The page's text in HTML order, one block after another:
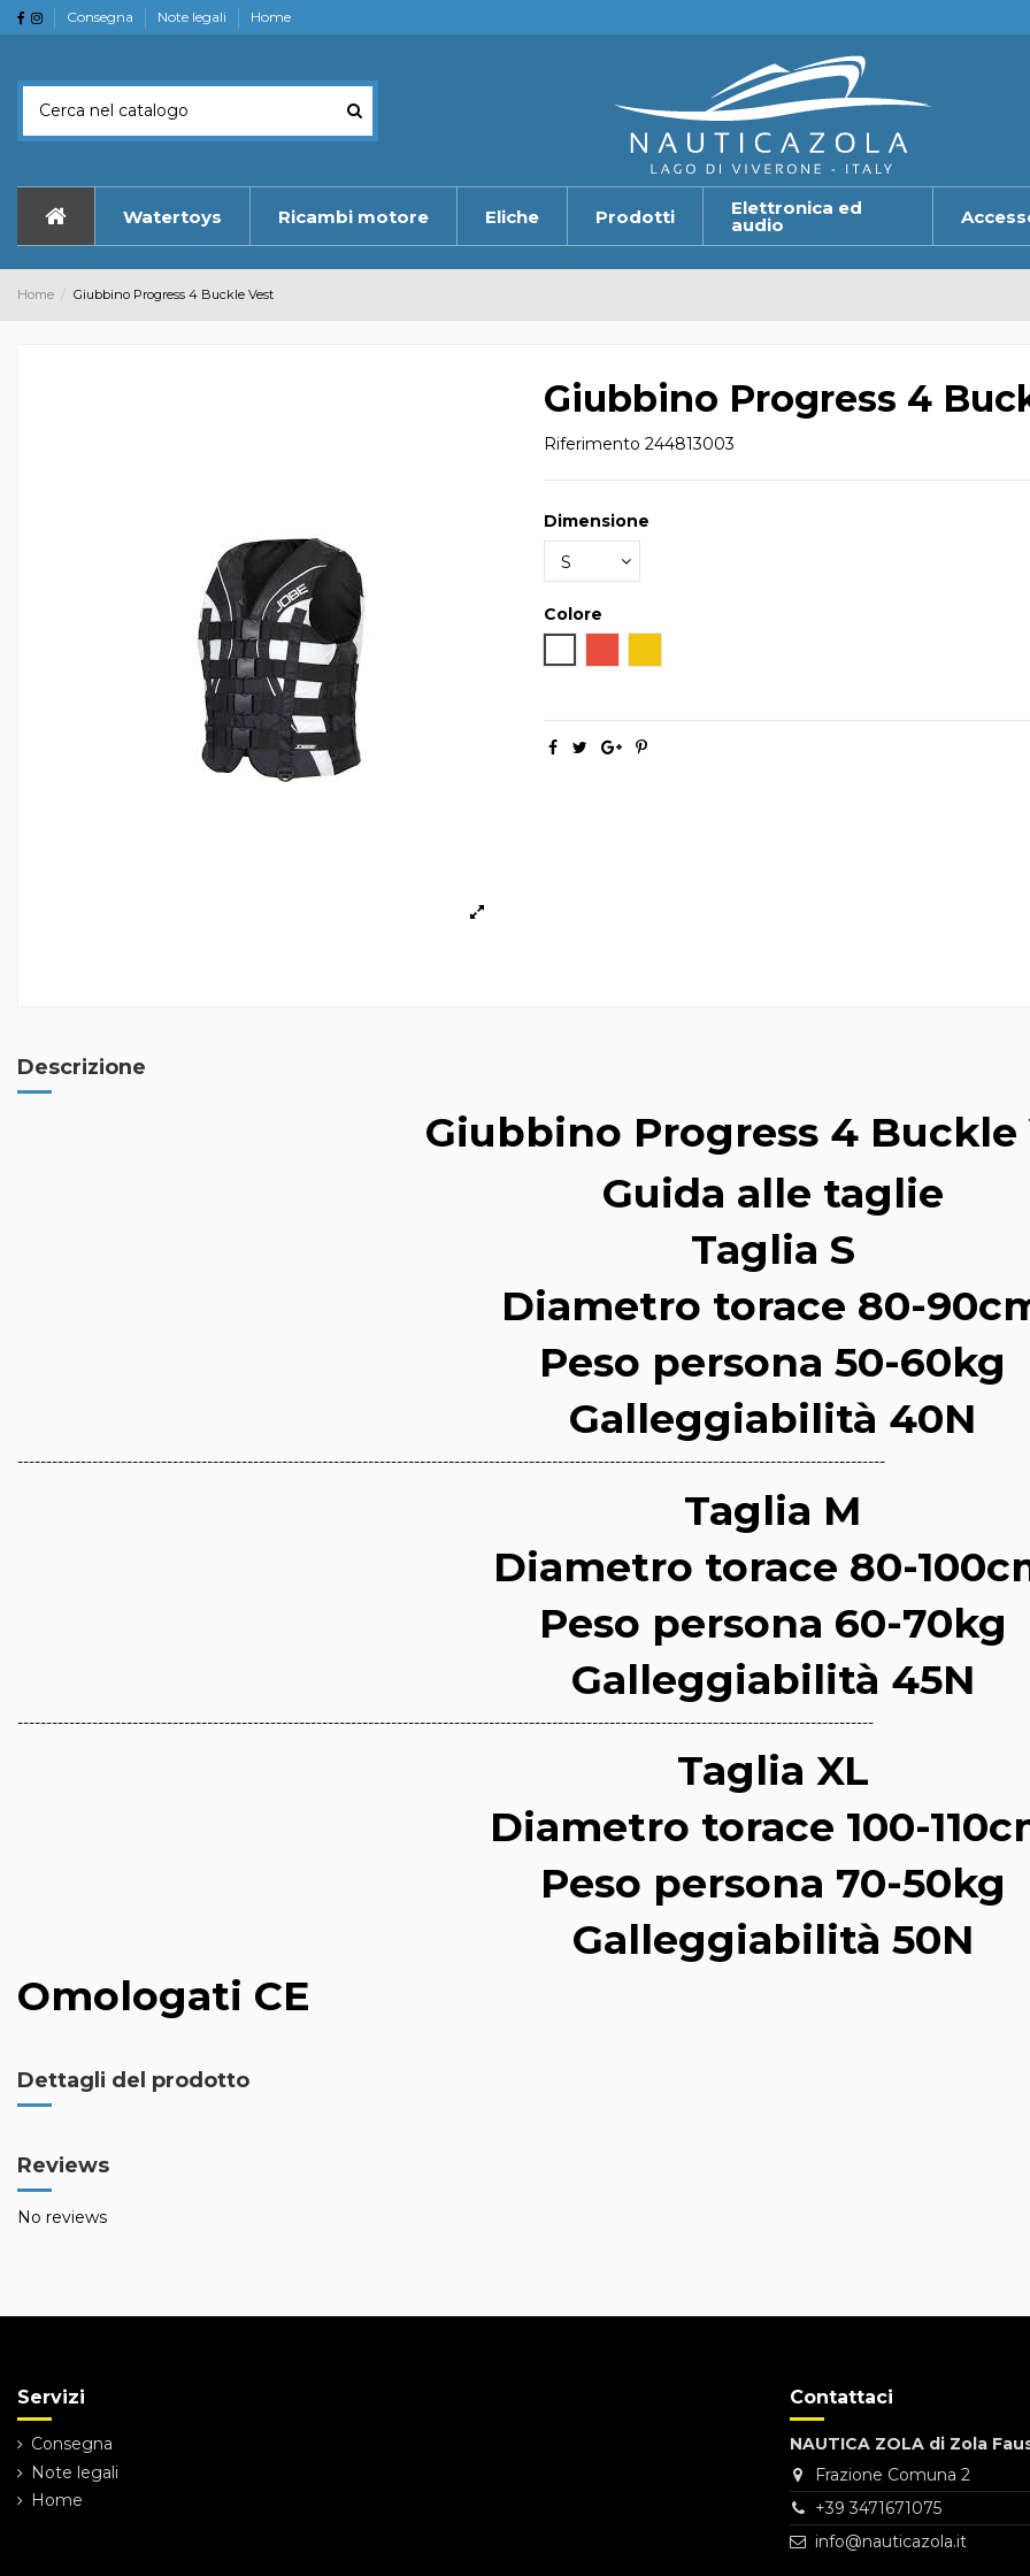
Consegna Note legali Home
Watertoys Ricambi motore Eliche Prodotti Elettronica ed
audio
Home Giubbino Progress 4 Buckle Vest
Giubbino Progress 4
Riferimento 244813003
Dimensione
Colore
Descrizione
Giubbino Progress 4 Buckle
Guida alle taglie
Taglia S
Diametro torace 80-
Peso persona 50-60kg
Galleggiabilità 40N
-------------------------------------------------------------------------------------------------------------------------------------------------------
Taglia M
Diametro torace 80-
Peso persona 60-70kg
Galleggiabilità 45N
-----------------------------------------------------------------------------------------------------------------------------------------------------
Taglia XL
Diametro torace 100-
Peso persona 70-50kg
Galleggiabilità 50N
Omologati CE
Dettagli del prodotto
Reviews
No reviews
Servizi
Consegna
Note legali
Home
Contattaci
NAUTICA ZOLA di Zola
Frazione Comuna 2
+39 3471671075
info@nauticazola.it